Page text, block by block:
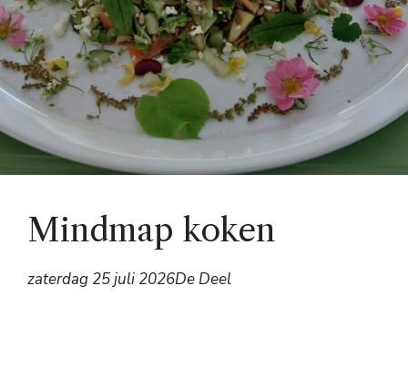
Mindmap koken
zaterdag 25 juli 2026De Deel